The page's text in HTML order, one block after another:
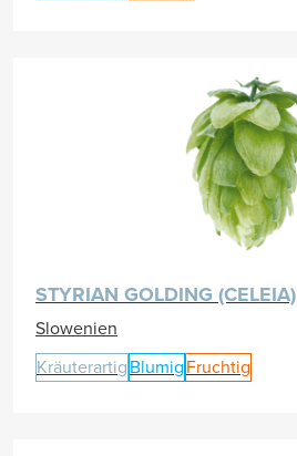
STYRIAN GOLDING (CELEIA)
Slowenien
Kräuterartig Blumig Fruchtig